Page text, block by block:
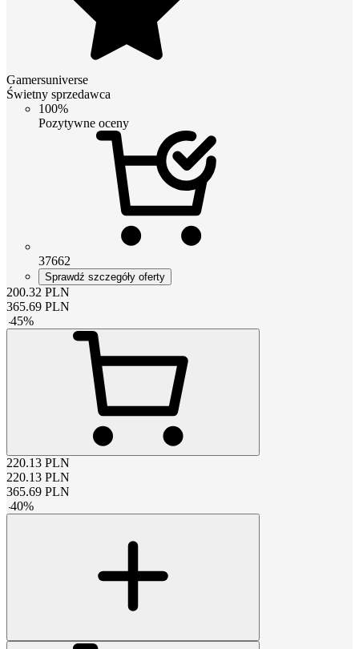
Gamersuniverse
Świetny sprzedawca
100%
Pozytywne oceny
37662
Sprawdź szczegóły oferty
200.32 PLN
365.69 PLN
-45%
220.13 PLN
220.13 PLN
365.69 PLN
-40%